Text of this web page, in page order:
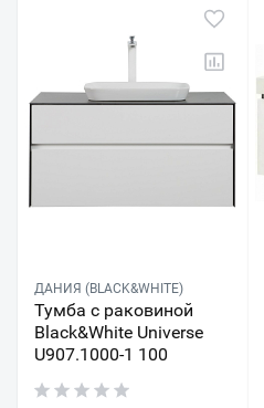
ДАНИЯ (BLACK&WHITE)
Тумба с раковиной
Black&White Universe
U907.1000-1 100